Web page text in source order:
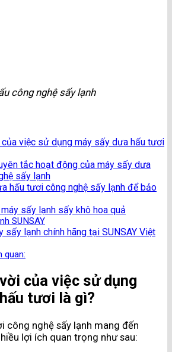
công nghệ sấy lạnh
việc sử dụng máy sấy dưa hấu tươi
tắc hoạt động của máy sấy dưa
sấy lạnh
hấu tươi công nghệ sấy lạnh để bảo
sấy lạnh sấy khô hoa quả
SUNSAY
sấy lạnh chính hãng tại SUNSAY Việt
quan:
của việc sử dụng
tươi là gì?
công nghệ sấy lạnh mang đến
lợi ích quan trọng như sau: